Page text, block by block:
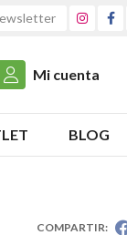
Mi cuenta
BLOG
COMPARTIR: